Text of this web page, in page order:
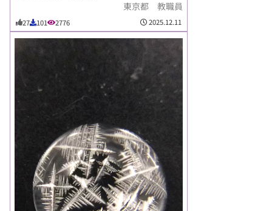
東京都 教職員
27 101 2776 2025.12.11